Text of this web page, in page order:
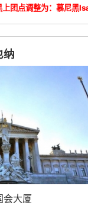
团点调整为：慕尼黑
纳
会大厦